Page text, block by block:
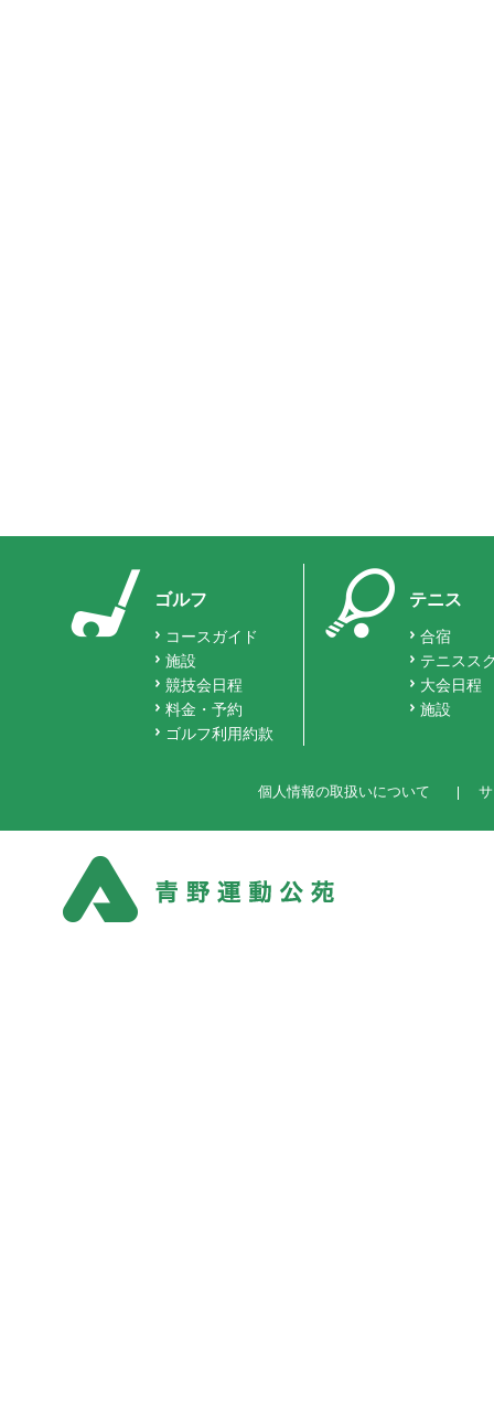
ゴルフ
コースガイド
施設
競技会日程
料金・予約
ゴルフ利用約款
テニス
合宿
テニスス
大会日程
施設
個人情報の取扱いについて